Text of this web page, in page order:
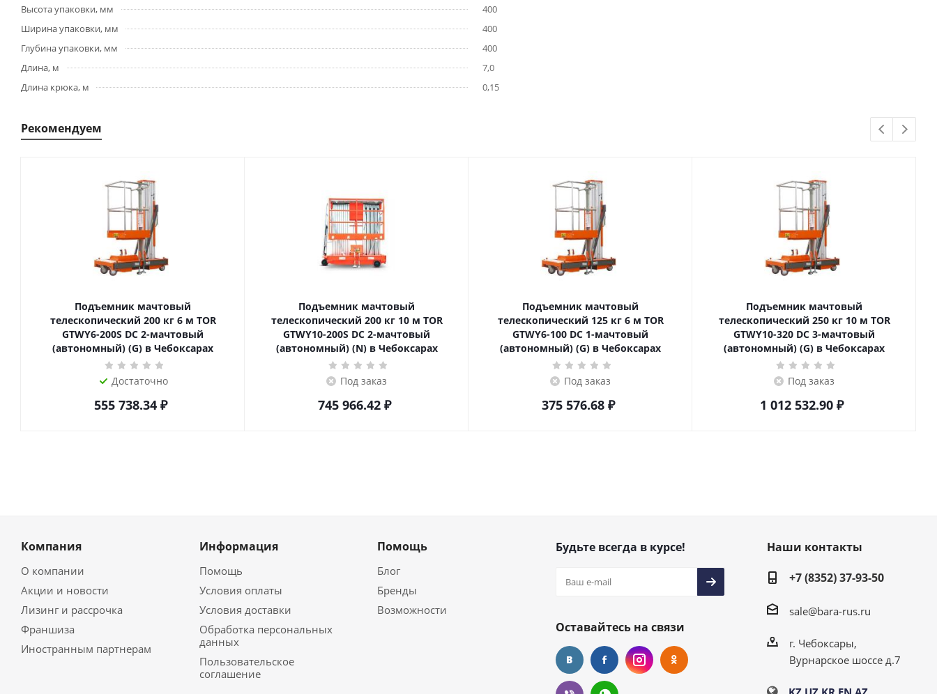
Высота упаковки, мм
400
Ширина упаковки, мм
400
Глубина упаковки, мм
400
Длина, м
7,0
Длина крюка, м
0,15
Рекомендуем
Подъемник мачтовый
телескопический 200 кг 6 м TOR
GTWY6-200S DC 2-мачтовый
(автономный) (G) в Чебоксарах
Достаточно
555 738.34₽
Подъемник мачтовый
телескопический 200 кг 10 м TOR
GTWY10-200S DC 2-мачтовый
(автономный) (N) в Чебоксарах
Под заказ
745 966.42₽
Подъемник мачтовый
телескопический 125 кг 6 м TOR
GTWY6-100 DC 1-мачтовый
(автономный) (G) в Чебоксарах
Под заказ
375 576.68₽
Подъемник мачтовый
телескопический 250 кг 10 м TOR
GTWY10-320 DC 3-мачтовый
(автономный) (G) в Чебоксарах
Под заказ
1 012 532.90 ₽
Компания
О компании
Акции и новости
Лизинг и рассрочка
Франшиза
Иностранным партнерам
Информация
Помощь
Условия оплаты
Условия доставки
Обработка персональных
данных
Пользовательское
соглашение
Помощь
Блог
Бренды
Возможности
Будьте всегда в курсе!
Оставайтесь на связи
Наши контакты
+7 (8352) 37-93-50
sale@bara-rus.ru
г. Чебоксары,
Вурнарское шоссе д.7